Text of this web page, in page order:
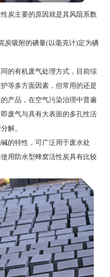
炭主要的原因就是其风阻系数
炭吸附的碘量(以毫克计)定为碘
的有机废气处理方式，目前综
等多方面因素，但常用的还是
产品，在空气污染治理中普遍
废气与具有大表面的多孔性活
解。
的特性，可广泛用于废水处
用防水型蜂窝活性炭具有比较